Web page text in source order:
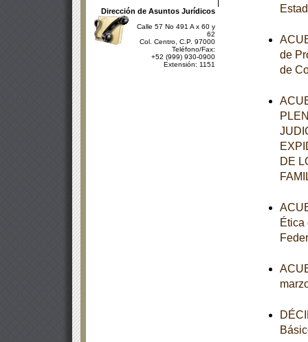
Dirección de Asuntos Jurídicos
Calle 57 No 491 A x 60 y
62
Col. Centro, C.P. 97000
Teléfono/Fax:
+52 (999) 930-0900
Extensión: 1151
de
de
DE
Ética